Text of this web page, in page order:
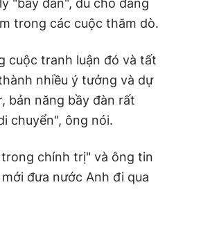
"bầy đàn", dù cho đảng
trong các cuộc thăm dò.
cuộc tranh luận đó và tất
nhiều ý tưởng và dự
bản năng bầy đàn rất
chuyển", ông nói.
chính trị" và ông tin
đưa nước Anh đi qua